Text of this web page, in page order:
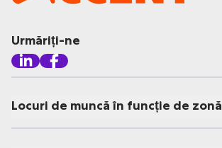
Urmăriți-ne
Locuri de muncă în funcție de zonă